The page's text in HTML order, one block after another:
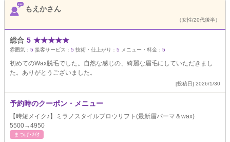
もえかさん
（女性/20代後半）
総合 5 ★★★★★
雰囲気： 5 接客サービス： 5 技術・仕上がり： 5 メニュー・料金： 5
初めてのWax脱毛でした。自然な感じの、綺麗な眉毛にしていただきまし
た。ありがとうございました。
[投稿日] 2026/1/30
予約時のクーポン・メニュー
【時短メイク♪】ミラノスタイルブロウリフト(最新眉パーマ＆wax)
5500→4950
まつげ･ﾒｲｸ